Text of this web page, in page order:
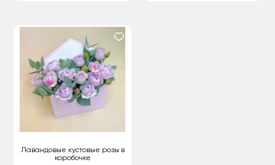
Лавандовые кустовые розы в
коробочке